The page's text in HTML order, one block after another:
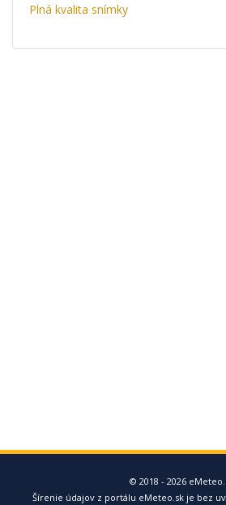
Plná kvalita snímky
© 2018 - 2026
Šírenie údajov z portálu eMeteo.sk je bez